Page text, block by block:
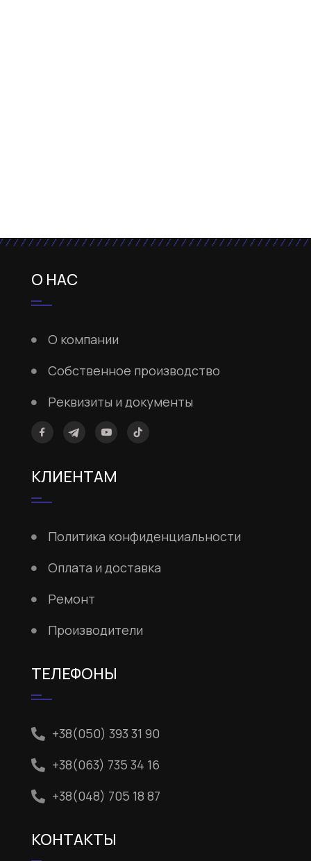
О НАС
О компании
Собственное производство
Реквизиты и документы
КЛИЕНТАМ
Политика конфиденциальности
Оплата и доставка
Ремонт
Производители
ТЕЛЕФОНЫ
+38(050) 393 31 90
+38(063) 735 34 16
+38(048) 705 18 87
КОНТАКТЫ